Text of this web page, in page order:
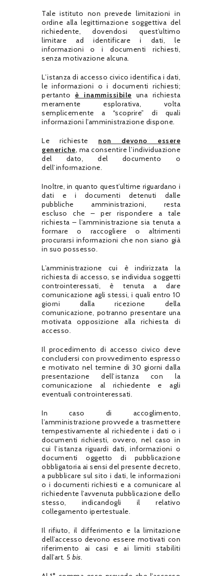
Tale istituto non prevede limitazioni in
ordine alla legittimazione soggettiva del
richiedente, dovendosi quest’ultimo
limitare ad identificare i dati, le
informazioni o i documenti richiesti,
senza motivazione alcuna.
L’istanza di accesso civico identifica i dati,
le informazioni o i documenti richiesti;
pertanto è inammissibile una richiesta
meramente esplorativa, volta
semplicemente a “scoprire” di quali
informazioni l’amministrazione dispone.
Le richieste non devono essere
generiche, ma consentire l’individuazione
del dato, del documento o
dell’informazione.
Inoltre, in quanto quest’ultime riguardano i
dati e i documenti detenuti dalle
pubbliche amministrazioni, resta
escluso che – per rispondere a tale
richiesta – l’amministrazione sia tenuta a
formare o raccogliere o altrimenti
procurarsi informazioni che non siano già
in suo possesso.
L’amministrazione cui è indirizzata la
richiesta di accesso, se individua soggetti
controinteressati, è tenuta a dare
comunicazione agli stessi, i quali entro 10
giorni dalla ricezione della
comunicazione, potranno presentare una
motivata opposizione alla richiesta di
accesso.
Il procedimento di accesso civico deve
concludersi con provvedimento espresso
e motivato nel termine di 30 giorni dalla
presentazione dell’istanza con la
comunicazione al richiedente e agli
eventuali controinteressati.
In caso di accoglimento,
l’amministrazione provvede a trasmettere
tempestivamente al richiedente i dati o i
documenti richiesti, ovvero, nel caso in
cui l’istanza riguardi dati, informazioni o
documenti oggetto di pubblicazione
obbligatoria ai sensi del presente decreto,
a pubblicare sul sito i dati, le informazioni
o i documenti richiesti e a comunicare al
richiedente l’avvenuta pubblicazione dello
stesso, indicandogli il relativo
collegamento ipertestuale.
Il rifiuto, il differimento e la limitazione
dell’accesso devono essere motivati con
riferimento ai casi e ai limiti stabiliti
dall’art. 5 bis.